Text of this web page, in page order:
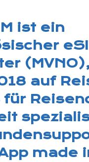
ist ein
auf
für
made